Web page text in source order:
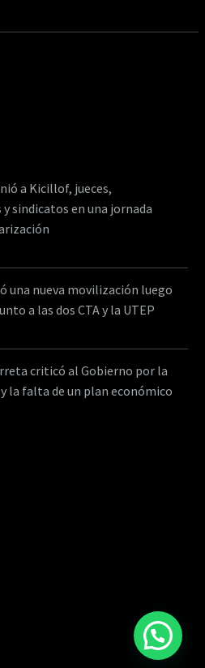
a Kicillof, jueces,
y sindicatos en una jornada
una nueva movilización luego
a las dos CTA y la UTEP
criticó al Gobierno por la
la falta de un plan económico